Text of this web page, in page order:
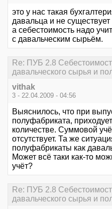
это у нас такая
давальца и не существует
а себестоимость надо
с давальческим сырьём.
Re: ПУБ 2.8
давальческого сырья и
vithak
3 - 22.04.2009 - 04:56
Выяснилось, что при
полуфабриката,
количестве. Суммовой
отсутствует. Та же
полуфабрикаты как
Может всё таки как-то
учёт?
Re: ПУБ 2.8
давальческого сырья и